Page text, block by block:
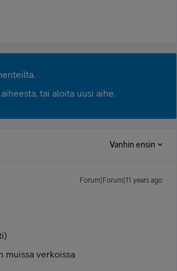
tai aloita uusi aihe.
Vanhin ensin
Forum|Forum|11 years ago
muissa verkoissa